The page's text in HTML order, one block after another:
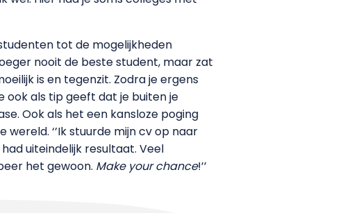
tot de mogelijkheden
nooit de beste student, maar zat
is en tegenzit. Zodra je ergens
ook als tip geeft dat je buiten je
Ook als het een kansloze poging
‘’Ik stuurde mijn cv op naar
uiteindelijk resultaat. Veel
het gewoon. Make your chance!’’